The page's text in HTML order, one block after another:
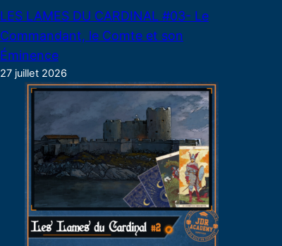
LES LAMES DU CARDINAL #03- Le
Commandant, le Comte et son
Éminence
27 juillet 2026